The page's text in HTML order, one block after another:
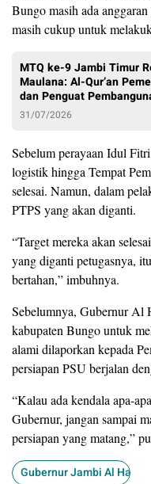
Bungo masih ada
masih cukup untuk
MTQ ke-9 Jambi Timur
Maulana: Al-Qur’an
dan Penguat
31/07/2026
Sebelum perayaan Idul
logistik hingga Tempat
selesai. Namun, dalam
PTPS yang akan diganti.
“Target mereka akan
yang diganti petugasnya,
bertahan,” imbuhnya.
Sebelumnya, Gubernur Al
kabupaten Bungo untuk
alami dilaporkan kepada
persiapan PSU berjalan
“Kalau ada kendala apa-
Gubernur, jangan sampai
persiapan yang matang,”
Gubernur Jambi Al Haris